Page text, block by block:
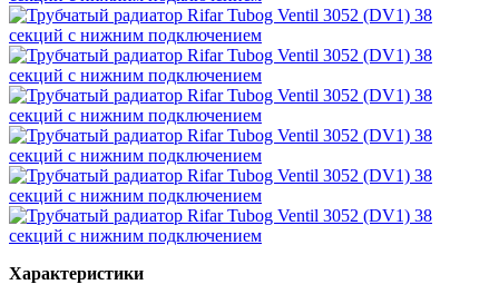
Характеристики